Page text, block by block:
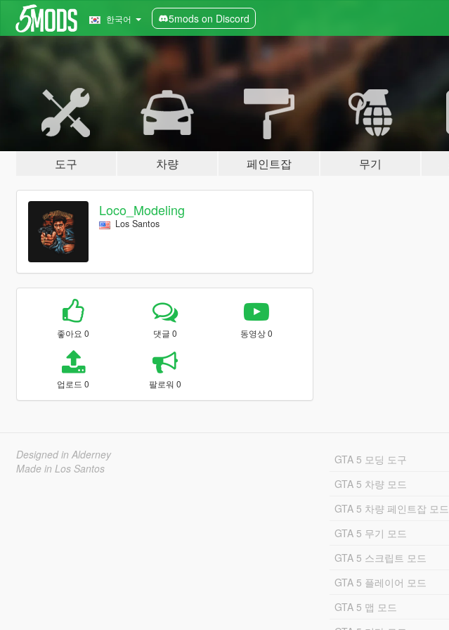
한국어 5mods on Discord
도구 차량 페인트잡 무기
Loco_Modeling
Los Santos
좋아요 0 댓글 0 동영상 0
업로드 0 팔로워 0
Designed in Alderney
Made in Los Santos
GTA 5 모딩 도구
GTA 5 차량 모드
GTA 5 차량 페인트잡 모드
GTA 5 무기 모드
GTA 5 스크립트 모드
GTA 5 플레이어 모드
GTA 5 맵 모드